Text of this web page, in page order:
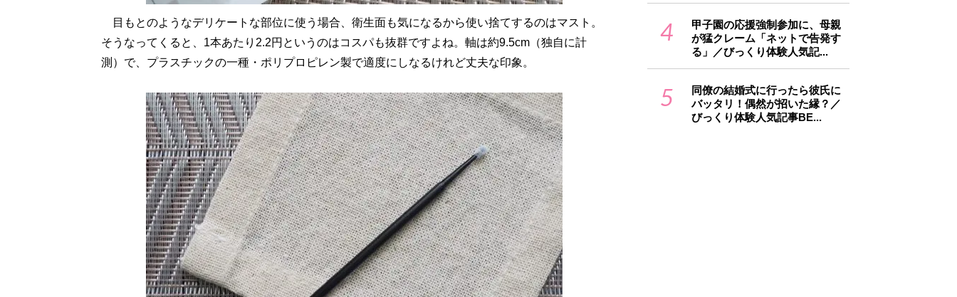
目もとのようなデリケートな部位に使う場合、衛生面も気になるから使い捨てするのはマスト。
そうなってくると、1本あたり2.2円というのはコスパも抜群ですよね。軸は約9.5cm（独自に計
測）で、プラスチックの一種・ポリプロピレン製で適度にしなるけれど丈夫な印象。
4
甲子園の応援強制参加に、母親
が猛クレーム「ネットで告発す
る」／びっくり体験人気記...
5
同僚の結婚式に行ったら彼氏に
バッタリ！偶然が招いた縁？／
びっくり体験人気記事BE...